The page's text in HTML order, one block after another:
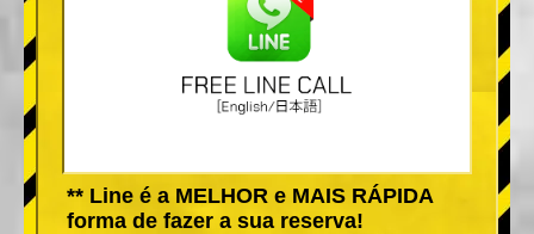
** Line é a MELHOR e MAIS RÁPIDA
forma de fazer a sua reserva!